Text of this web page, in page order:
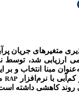
متغیرهای جریان
ارزیابی شد، توسط
مبنا انتخاب و بر
RAP
روند کاهشی داشته